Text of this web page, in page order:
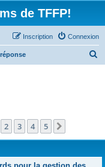
de TFFP!
Connexion
Inscription
c
2 3 4 5
pour la gestion des